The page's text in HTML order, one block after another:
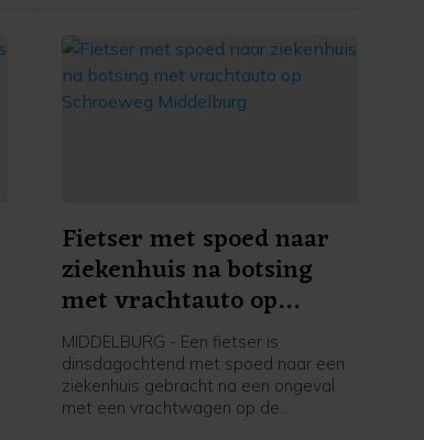
Fietser met spoed naar
ziekenhuis na botsing
met vrachtauto op
Schroeweg Middelburg
MIDDELBURG - Een fietser is
dinsdagochtend met spoed naar een
ziekenhuis gebracht na een ongeval
met een vrachtwagen op de